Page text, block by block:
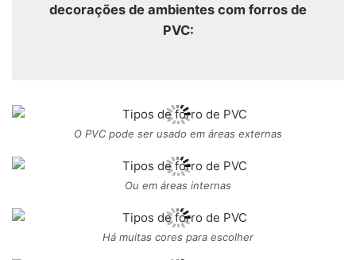
decorações de ambientes com forros de
PVC:
O PVC pode ser usado em áreas externas
Ou em áreas internas
Há muitas cores para escolher